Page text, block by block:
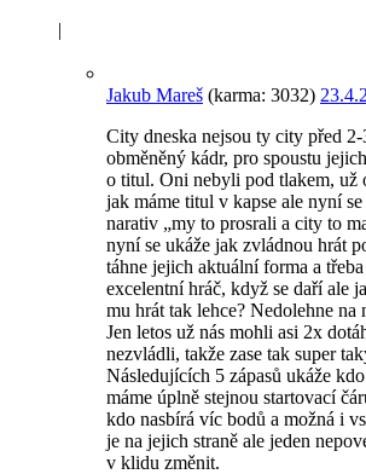
|
Jakub Mareš (karma: 3032)
City dneska nejsou ty city před
obměněný kádr, pro spoustu
o titul. Oni nebyli pod tlakem, už
jak máme titul v kapse ale nyní
narativ „my to prosrali a city to
nyní se ukáže jak zvládnou hrát
táhne jejich aktuální forma a
excelentní hráč, když se daří ale
mu hrát tak lehce? Nedolehne na
Jen letos už nás mohli asi 2x
nezvládli, takže zase tak super
Následujících 5 zápasů ukáže
máme úplně stejnou startovací
kdo nasbírá víc bodů a možná i
je na jejich straně ale jeden
v klidu změnit.